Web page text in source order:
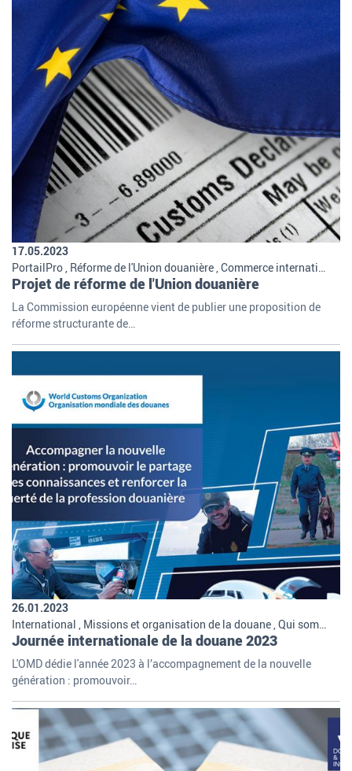
17.05.2023
Projet de réforme de l'Union douanière
La Commission européenne vient de publier une proposition de
réforme structurante de…
26.01.2023
Journée internationale de la douane 2023
L'OMD dédie l'année 2023 à l’accompagnement de la nouvelle
génération : promouvoir…